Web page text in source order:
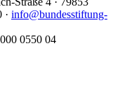
· info@bundesstiftung-
0550 04